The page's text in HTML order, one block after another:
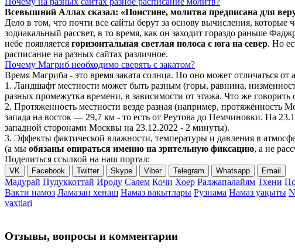
Всевышний Аллах сказал: «Поистине, молитва предписана для
Дело в том, что почти все сайты берут за основу вычисления,
зодиакальный рассвет, в то время, как он заходит гораздо раньше
небе появляется горизонтальная светлая полоса с юга на север. Но
расписание на разных сайтах различное.
Почему Магриб необходимо сверять с закатом?
Время Магриба - это время заката солнца. Но оно может отличаться
1. Ландшафт местности может быть разным (горы, равнина,
разных промежутка времени, в зависимости от этажа. Что же говорить
2. Протяженность местности везде разная (например,
запада на восток — 29,7 км - то есть от Реутова до Немчиновки. На
западной сторонами Москвы на 23.12.2022 - 2 минуты).
3. Эффекты фактической влажности, температуры и давления в
(а мы обязаны опираться именно на зрительную фиксацию, а не
Поделиться ссылкой на наш портал:
VK Facebook Twitter Skype Viber Telegram Whatsapp Email
Мадурай Пудуккоттай Ироду Салем Кочи Хоер Раджапалайям Тхени
Вакти намоз Ламазан хенаш Намаз вакытлары Рузнама Намаз уақыты
vaxtlari
Отзывы, вопросы и комментарии